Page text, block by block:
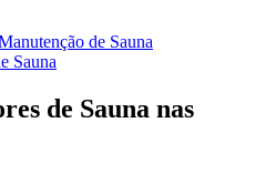
de Sauna
Sauna
de Sauna nas